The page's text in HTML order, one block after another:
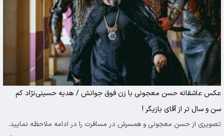
عکس عاشقانه حسن معجونی با زن فوق جوانش / هدیه حسینی‌نژاد کم
سن و سال تر از آقای بازیگر !
تصویری از حسن معجونی و همسرش در مسافرت را در ادامه ملاحظه نمایید.